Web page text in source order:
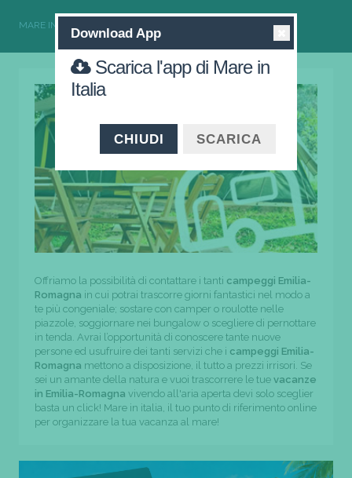
MARE IN ITALIA CAMPEGGI EMILIA-ROMAGNA
Offriamo la possibilità di contattare i tanti campeggi Emilia-
Romagna in cui potrai trascorre giorni fantastici nel modo a
te più congeniale; sostare con camper o roulotte nelle
piazzole, soggiornare nei bungalow o scegliere di pernottare
in tenda. Avrai l’opportunità di conoscere tante nuove
persone ed usufruire dei tanti servizi che i campeggi Emilia-
Romagna mettono a disposizione, il tutto a prezzi irrisori. Se
sei un amante della natura e vuoi trascorrere le tue vacanze
in Emilia-Romagna vivendo all'aria aperta devi solo sceglier
basta un click! Mare in italia, il tuo punto di riferimento online
per organizzare la tua vacanza al mare!
Download App
Scarica l'app di Mare in
Italia
CHIUDI SCARICA